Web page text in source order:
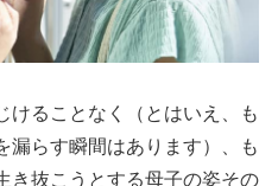
けることなく（とはいえ、も
漏らす瞬間はあります）、も
き抜こうとする母子の姿その